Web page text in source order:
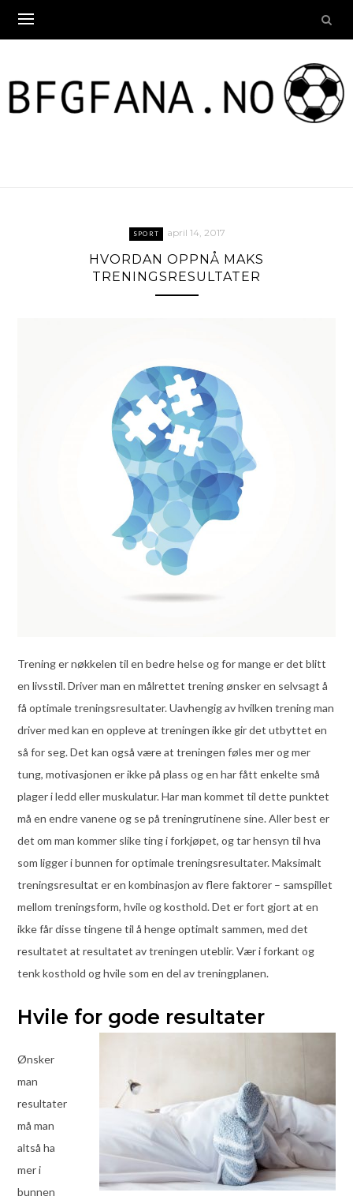
content
SPORT april 14, 2017
HVORDAN OPPNÅ MAKS
TRENINGSRESULTATER
Trening er nøkkelen til en bedre helse og for mange er det blitt
en livsstil. Driver man en målrettet trening ønsker en selvsagt å
få optimale treningsresultater. Uavhengig av hvilken trening man
driver med kan en oppleve at treningen ikke gir det utbyttet en
så for seg. Det kan også være at treningen føles mer og mer
tung, motivasjonen er ikke på plass og en har fått enkelte små
plager i ledd eller muskulatur. Har man kommet til dette punktet
må en endre vanene og se på treningrutinene sine. Aller best er
det om man kommer slike ting i forkjøpet, og tar hensyn til hva
som ligger i bunnen for optimale treningsresultater. Maksimalt
treningsresultat er en kombinasjon av flere faktorer – samspillet
mellom treningsform, hvile og kosthold. Det er fort gjort at en
ikke får disse tingene til å henge optimalt sammen, med det
resultatet at resultatet av treningen uteblir. Vær i forkant og
tenk kosthold og hvile som en del av treningplanen.
Hvile for gode resultater
Ønsker
man
resultater
må man
altså ha
mer i
bunnen